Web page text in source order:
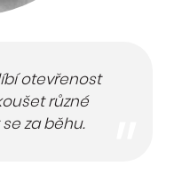
otevřenost
různé
za běhu.